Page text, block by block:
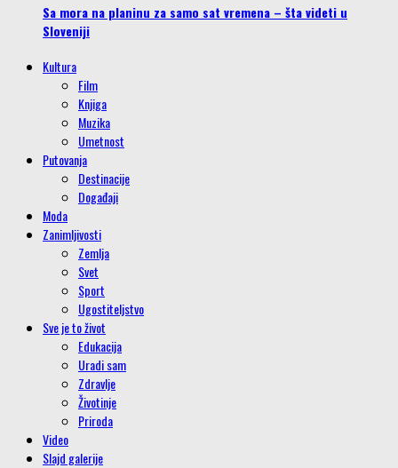
Sa mora na planinu za samo sat vremena – šta videti u
Sloveniji
Kultura
Film
Knjiga
Muzika
Umetnost
Putovanja
Destinacije
Događaji
Moda
Zanimljivosti
Zemlja
Svet
Sport
Ugostiteljstvo
Sve je to život
Edukacija
Uradi sam
Zdravlje
Životinje
Priroda
Video
Slajd galerije